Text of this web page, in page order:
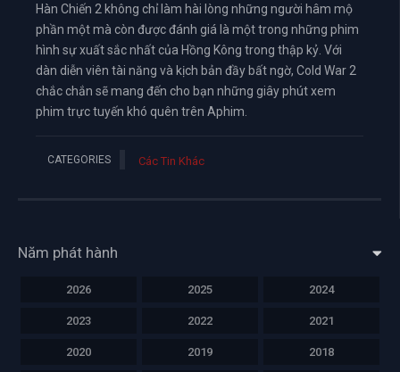
Hàn Chiến 2 không chỉ làm hài lòng những người hâm mộ
phần một mà còn được đánh giá là một trong những phim
hình sự xuất sắc nhất của Hồng Kông trong thập kỷ. Với
dàn diễn viên tài năng và kịch bản đầy bất ngờ, Cold War 2
chắc chắn sẽ mang đến cho bạn những giây phút xem
phim trực tuyến khó quên trên Aphim.
CATEGORIES Các Tin Khác
Năm phát hành
2026 2025 2024
2023 2022 2021
2020 2019 2018